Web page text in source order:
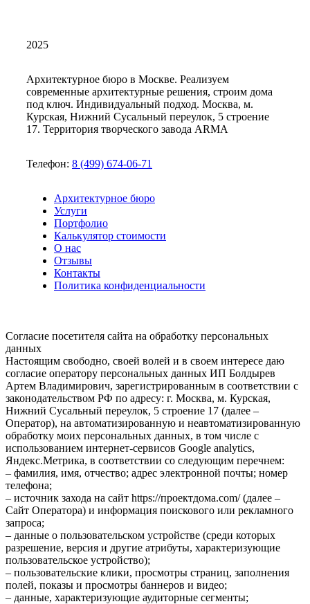
2025
Архитектурное бюро в Москве. Реализуем
современные архитектурные решения, строим дома
под ключ. Индивидуальный подход. Москва, м.
Курская, Нижний Сусальный переулок, 5 строение
17. Территория творческого завода ARMA
Телефон: 8 (499) 674-06-71
Архитектурное бюро
Услуги
Портфолио
Калькулятор стоимости
О нас
Отзывы
Контакты
Политика конфиденциальности
Согласие посетителя сайта на обработку персональных
данных
Настоящим свободно, своей волей и в своем интересе даю
согласие оператору персональных данных ИП Болдырев
Артем Владимирович, зарегистрированным в соответствии с
законодательством РФ по адресу: г. Москва, м. Курская,
Нижний Сусальный переулок, 5 строение 17 (далее –
Оператор), на автоматизированную и неавтоматизированную
обработку моих персональных данных, в том числе с
использованием интернет-сервисов Google analytics,
Яндекс.Метрика, в соответствии со следующим перечнем:
– фамилия, имя, отчество; адрес электронной почты; номер
телефона;
– источник захода на сайт https://проектдома.com/ (далее –
Сайт Оператора) и информация поискового или рекламного
запроса;
– данные о пользовательском устройстве (среди которых
разрешение, версия и другие атрибуты, характеризующие
пользовательское устройство);
– пользовательские клики, просмотры страниц, заполнения
полей, показы и просмотры баннеров и видео;
– данные, характеризующие аудиторные сегменты;